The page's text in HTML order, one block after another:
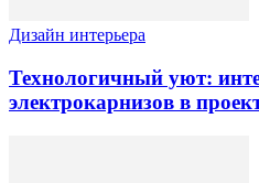
Дизайн интерьера
Технологичный уют:
электрокарнизов в